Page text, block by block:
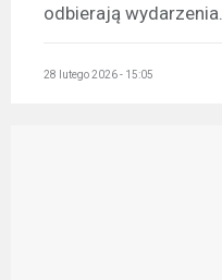
odbierają wydarzenia...
28 lutego 2026 - 15:05